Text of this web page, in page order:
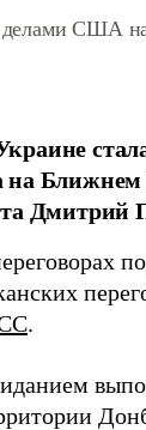
делами США
Ближнем
Дмитрий
.